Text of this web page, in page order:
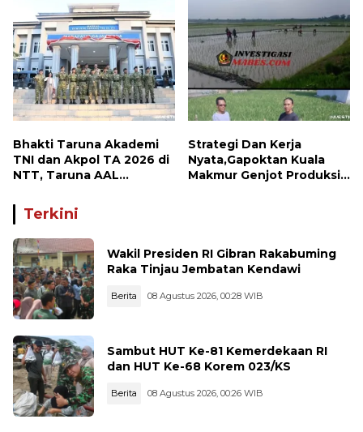
Bhakti Taruna Akademi
TNI dan Akpol TA 2026 di
NTT, Taruna AAL
Strategi Dan Kerja
Nyata,Gapoktan Kuala
Makmur Genjot Produksi
Terkini
Wakil Presiden RI Gibran Rakabuming
Raka Tinjau Jembatan Kendawi
Berita 08 Agustus 2026, 00:28 WIB
Sambut HUT Ke-81 Kemerdekaan RI
dan HUT Ke-68 Korem 023/KS
Berita 08 Agustus 2026, 00:26 WIB